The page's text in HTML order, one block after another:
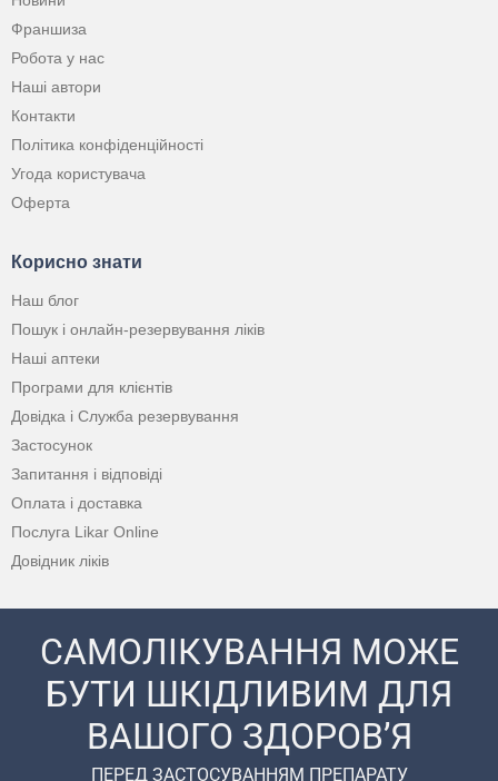
Франшиза
Робота у нас
Наші автори
Контакти
Політика конфіденційності
Угода користувача
Оферта
Корисно знати
Наш блог
Пошук і онлайн-резервування ліків
Наші аптеки
Програми для клієнтів
Довідка і Служба резервування
Застосунок
Запитання і відповіді
Оплата і доставка
Послуга Likar Online
Довідник ліків
САМОЛІКУВАННЯ МОЖЕ
БУТИ ШКІДЛИВИМ ДЛЯ
ВАШОГО ЗДОРОВ’Я
ПЕРЕД ЗАСТОСУВАННЯМ ПРЕПАРАТУ